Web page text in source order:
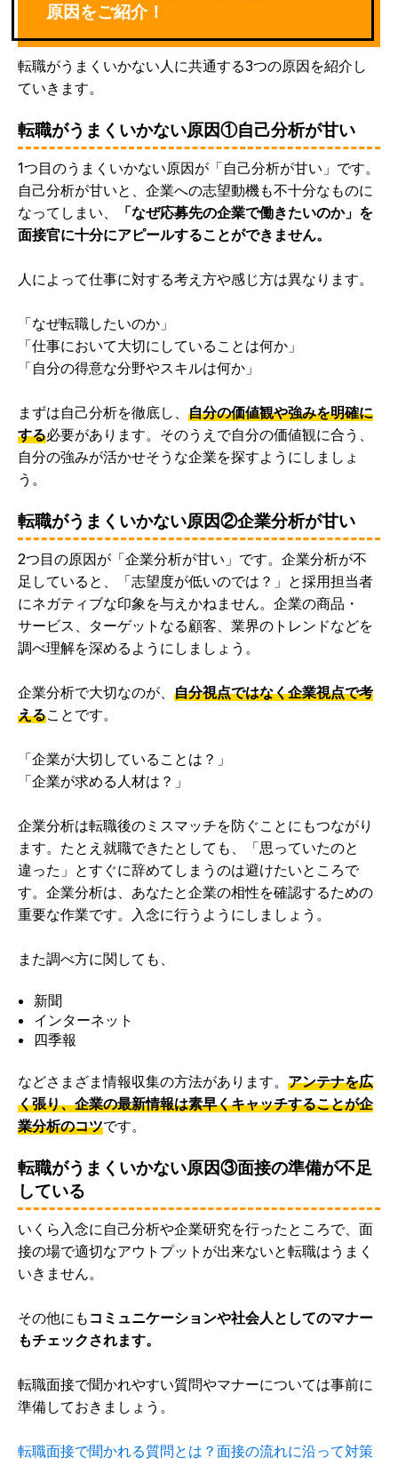
原因をご紹介！
転職がうまくいかない人に共通する3つの原因を紹介し
ていきます。
転職がうまくいかない原因①自己分析が甘い
1つ目のうまくいかない原因が「自己分析が甘い」です。
自己分析が甘いと、企業への志望動機も不十分なものに
なってしまい、
「なぜ応募先の企業で働きたいのか」を
面接官に十分にアピールすることができません。
人によって仕事に対する考え方や感じ方は異なります。
「なぜ転職したいのか」
「仕事において大切にしていることは何か」
「自分の得意な分野やスキルは何か」
まずは自己分析を徹底し、 自分の価値観や強みを明確に
する必要があります。そのうえで自分の価値観に合う、
自分の強みが活かせそうな企業を探すようにしましょ
う。
転職がうまくいかない原因②企業分析が甘い
2つ目の原因が「企業分析が甘い」です。企業分析が不
足していると、「志望度が低いのでは？」と採用担当者
にネガティブな印象を与えかねません。企業の商品・
サービス、ターゲットなる顧客、業界のトレンドなどを
調べ理解を深めるようにしましょう。
企業分析で大切なのが、 自分視点ではなく企業視点で考
えることです。
「企業が大切していることは？」
「企業が求める人材は？」
企業分析は転職後のミスマッチを防ぐことにもつながり
ます。たとえ就職できたとしても、「思っていたのと
違った」とすぐに辞めてしまうのは避けたいところで
す。企業分析は、あなたと企業の相性を確認するための
重要な作業です。入念に行うようにしましょう。
また調べ方に関しても、
新聞
インターネット
四季報
などさまざま情報収集の方法があります。 アンテナを広
く張り、企業の最新情報は素早くキャッチすることが企
業分析のコツです。
転職がうまくいかない原因③面接の準備が不足
している
いくら入念に自己分析や企業研究を行ったところで、面
接の場で適切なアウトプットが出来ないと転職はうまく
いきません。
その他にも コミュニケーションや社会人としてのマナー
もチェックされます。
転職面接で聞かれやすい質問やマナーについては事前に
準備しておきましょう。
転職面接で聞かれる質問とは？面接の流れに沿って対策